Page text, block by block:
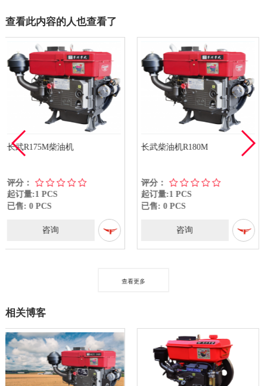
查看此内容的人也查看了
长武柴油机R180M
评分：
起订量:1 PCS
已售: 0 PCS
咨询
长武R190-M柴油机
评分：
起订量:1 PCS
已售: 0 PCS
咨询
查看更多
相关博客